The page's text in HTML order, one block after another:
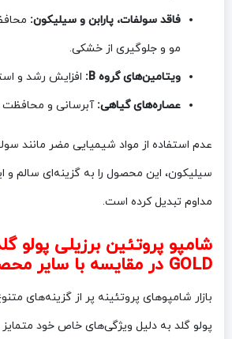
فاقد سولفات، پارابن و سیلیکون:
مو و جلوگیری از خشکی.
ویتامین‌های گروه B:
افزایش رشد و
عصاره‌های گیاهی: آبرسانی و محافظت
عدم استفاده از مواد شیمیایی مضر مانند
سیلیکون، این محصول را به گزینه‌ای سالم و
مداوم تبدیل کرده است.
GOLD در مقایسه با سایر محصولات
بازار شامپوهای پروتئینه پر از گزینه‌های
پولو گلد به دلیل ویژگی‌های خاص خود